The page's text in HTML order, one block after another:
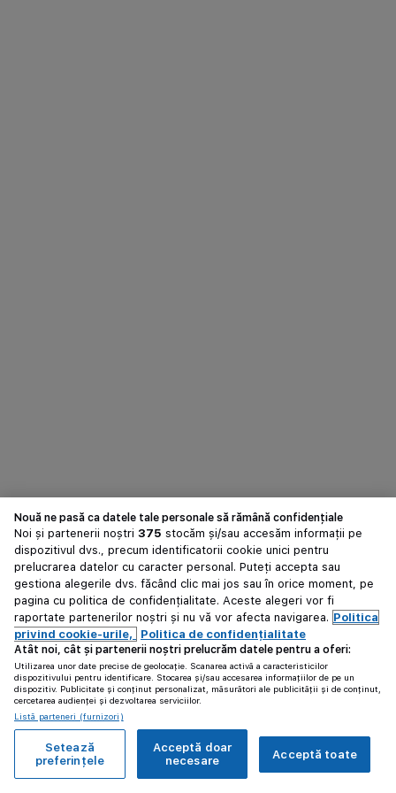
Nouă ne pasă ca datele tale personale să rămână confidențiale
Noi și partenerii noștri 375 stocăm și/sau accesăm informații pe
dispozitivul dvs., precum identificatorii cookie unici pentru
prelucrarea datelor cu caracter personal. Puteți accepta sau
gestiona alegerile dvs. făcând clic mai jos sau în orice moment, pe
pagina cu politica de confidențialitate. Aceste alegeri vor fi
raportate partenerilor noștri și nu vă vor afecta navigarea. Politica
privind cookie-urile,
Politica de confidențialitate
Atât noi, cât și partenerii noștri prelucrăm datele pentru a oferi:
Utilizarea unor date precise de geolocație. Scanarea activă a caracteristicilor
dispozitivului pentru identificare. Stocarea și/sau accesarea informațiilor de pe un
dispozitiv. Publicitate și conținut personalizat, măsurători ale publicității și de conținut,
cercetarea audienței și dezvoltarea serviciilor.
Listă parteneri (furnizori)
Acceptă toate
Acceptă doar
necesare
Setează
preferințele